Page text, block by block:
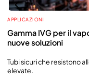
APPLICAZIONI
Gamma IVG per il
nuove soluzioni
Tubi sicuri che resistono
elevate.